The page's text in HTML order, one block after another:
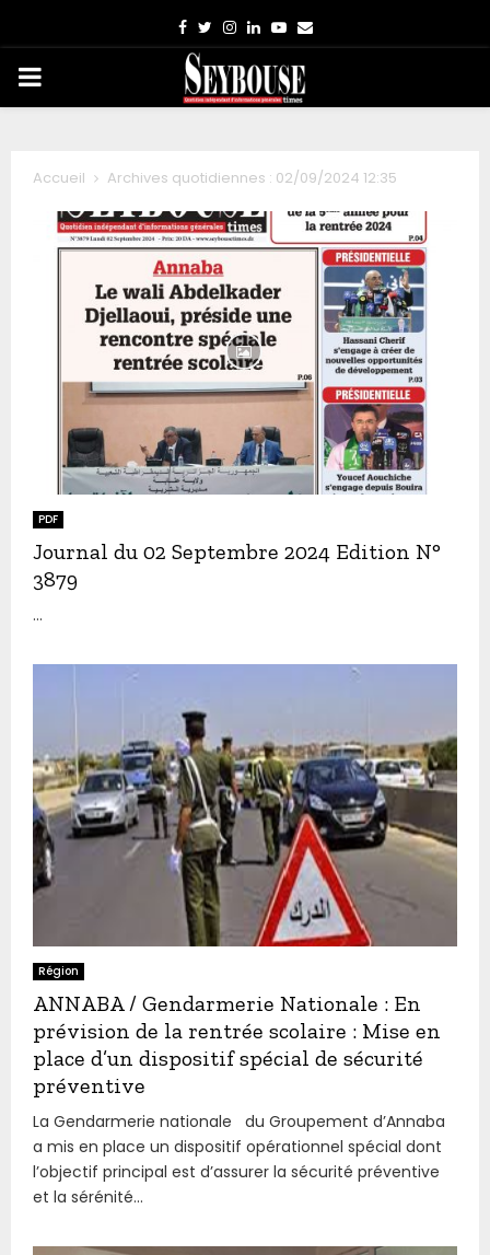
Facebook
TwitterInstagram
LinkedinYoutube
Email
PRIMARY
Accueil Archives quotidiennes : 02/09/2024 12:35
PDF
Journal du 02 Septembre 2024 Edition N°
3879
...
Région
ANNABA / Gendarmerie Nationale : En
prévision de la rentrée scolaire : Mise en
place d’un dispositif spécial de sécurité
préventive
La Gendarmerie nationale du Groupement d’Annaba
a mis en place un dispositif opérationnel spécial dont
l’objectif principal est d’assurer la sécurité préventive
et la sérénité...